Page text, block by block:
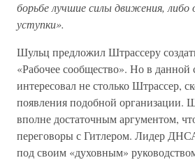
борьбе лучшие силы движения, либо
уступки».
Шульц предложил Штрассеру
«Рабочее сообщество». Но в данной
интересовал не столько Штрассер,
появления подобной организации.
вполне достаточным аргументом,
переговоры с Гитлером. Лидер
под своим «духовным»